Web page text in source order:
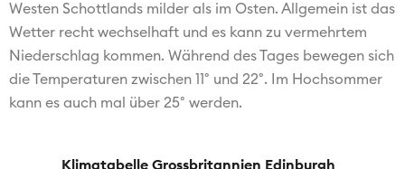
Westen Schottlands milder als im Osten. Allgemein ist das
Wetter recht wechselhaft und es kann zu vermehrtem
Niederschlag kommen. Während des Tages bewegen sich
die Temperaturen zwischen 11° und 22°. Im Hochsommer
kann es auch mal über 25° werden.
Klimatabelle Grossbritannien Edinburgh